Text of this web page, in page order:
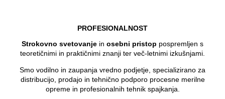
PROFESIONALNOST
Strokovno svetovanje in osebni pristop pospremljen s
teoretičnimi in praktičnimi znanji ter več-letnimi izkušnjami.
Smo vodilno in zaupanja vredno podjetje, specializirano za
distribucijo, prodajo in tehnično podporo procesne merilne
opreme in profesionalnih tehnik spajkanja.